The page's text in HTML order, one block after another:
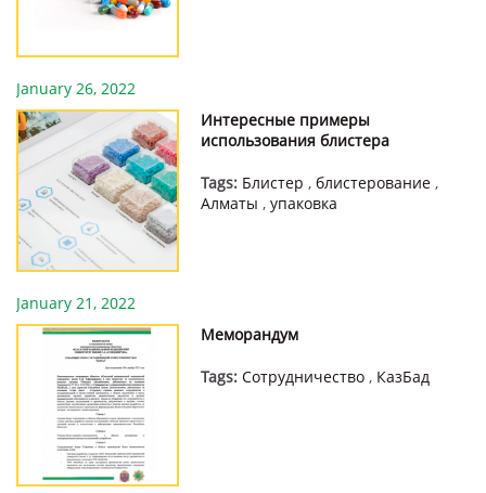
January 26, 2022
Интересные примеры
использования блистера
Tags: Блистер , блистерование ,
Алматы , упаковка
January 21, 2022
Меморандум
Tags: Сотрудничество , КазБад